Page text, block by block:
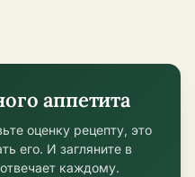
аппетита
оценку рецепту, это
его. И загляните в
каждому.